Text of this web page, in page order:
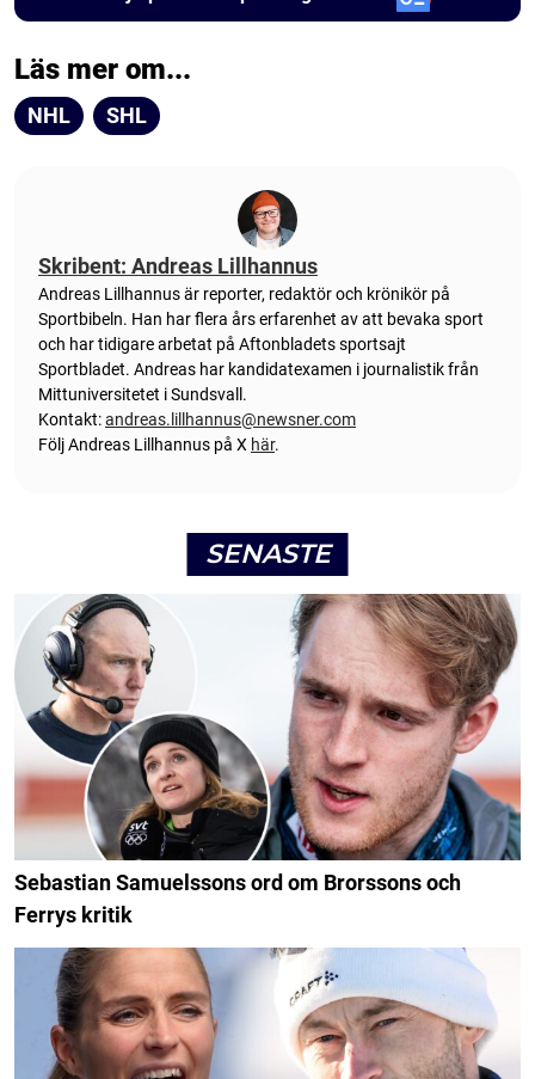
Läs mer om...
NHL SHL
Skribent: Andreas Lillhannus
Andreas Lillhannus är reporter, redaktör och krönikör på
Sportbibeln. Han har flera års erfarenhet av att bevaka sport
och har tidigare arbetat på Aftonbladets sportsajt
Sportbladet. Andreas har kandidatexamen i journalistik från
Mittuniversitetet i Sundsvall.
Kontakt:andreas.lillhannus@newsner.com
Följ Andreas Lillhannus på X här.
SENASTE
Sebastian Samuelssons ord om Brorssons och
Ferrys kritik